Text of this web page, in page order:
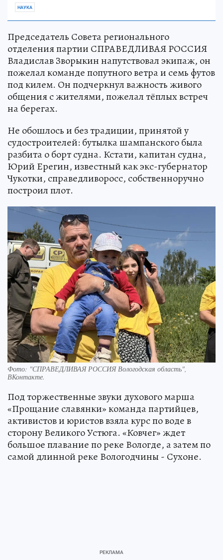
НАУКА
Председатель Совета регионального
отделения партии СПРАВЕДЛИВАЯ РОССИЯ
Владислав Зворыкин напутствовал экипаж, он
пожелал команде попутного ветра и семь футов
под килем. Он подчеркнул важность живого
общения с жителями, пожелал тёплых встреч
на берегах.
Не обошлось и без традиции, принятой у
судостроителей: бутылка шампанского была
разбита о борт судна. Кстати, капитан судна,
Юрий Ерегин, известный как экс-губернатор
Чукотки, справедливоросс, собственноручно
построил плот.
Фото: "СПРАВЕДЛИВАЯ РОССИЯ Вологодская область",
ВКонтакте.
Под торжественные звуки духового марша
«Прощание славянки» команда партийцев,
активистов и юристов взяла курс по воде в
сторону Великого Устюга. «Ковчег» ждет
большое плавание по реке Вологде, а затем по
самой длинной реке Вологодчины - Сухоне.